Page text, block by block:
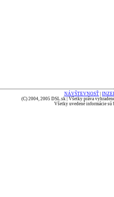
NÁVŠTEVNOSŤ
(C) 2004, 2005 DSL.sk | Všetky práva
Všetky uvedené informácie sú